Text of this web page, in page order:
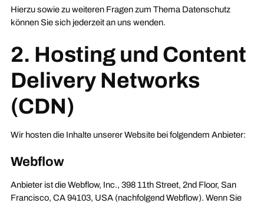
Hierzu sowie zu weiteren Fragen zum Thema Datenschutz
können Sie sich jederzeit an uns wenden.
2. Hosting und Content
Delivery Networks
(CDN)
Wir hosten die Inhalte unserer Website bei folgendem Anbieter:
Webflow
Anbieter ist die Webflow, Inc., 398 11th Street, 2nd Floor, San
Francisco, CA 94103, USA (nachfolgend Webflow). Wenn Sie